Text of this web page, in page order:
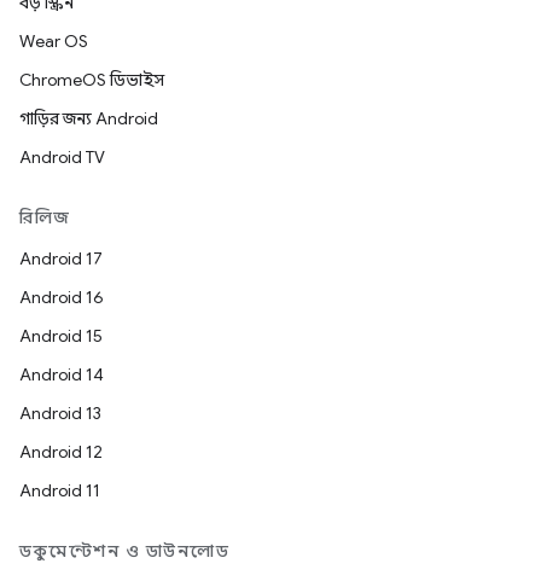
Wear OS
ChromeOS ডিভাইস
গাড়ির জন্য Android
Android TV
রিলিজ
Android 17
Android 16
Android 15
Android 14
Android 13
Android 12
Android 11
ডকুমেন্টেশন ও ডাউনলোড